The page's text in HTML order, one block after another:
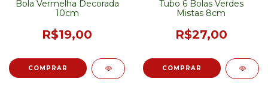
Bola Vermelha Decorada
10cm
R$19,00
Tubo 6 Bolas Verdes
Mistas 8cm
R$27,00